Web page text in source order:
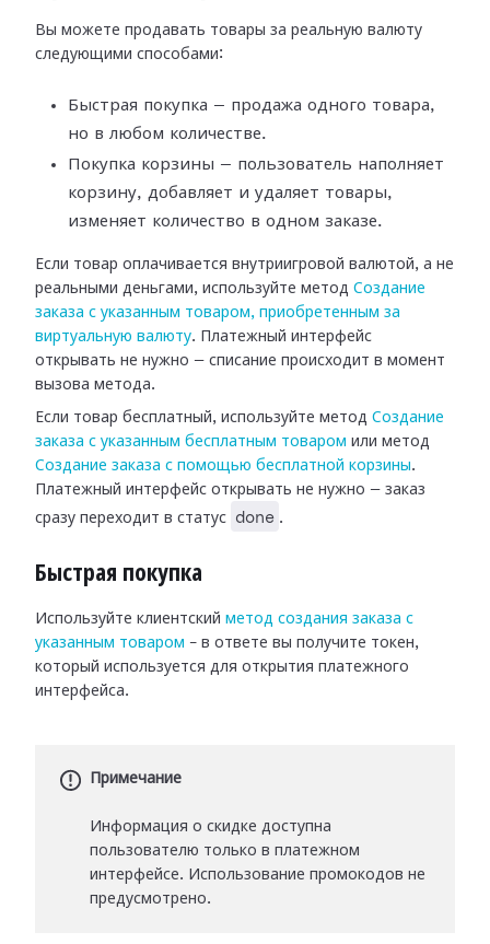
Вы можете продавать товары за реальную валюту
следующими способами:
Быстрая покупка — продажа одного товара,
но в любом количестве.
Покупка корзины — пользователь наполняет
корзину, добавляет и удаляет товары,
изменяет количество в одном заказе.
Если товар оплачивается внутриигровой валютой, а не
реальными деньгами, используйте метод Создание
заказа с указанным товаром, приобретенным за
виртуальную валюту. Платежный интерфейс
открывать не нужно — списание происходит в момент
вызова метода.
Если товар бесплатный, используйте метод Создание
заказа с указанным бесплатным товаром или метод
Создание заказа с помощью бесплатной корзины.
Платежный интерфейс открывать не нужно — заказ
сразу переходит в статус
done .
Быстрая покупка
Используйте клиентский метод создания заказа с
указанным товаром – в ответе вы получите токен,
который используется для открытия платежного
интерфейса.
Примечание
Информация о скидке доступна
пользователю только в платежном
интерфейсе. Использование промокодов не
предусмотрено.